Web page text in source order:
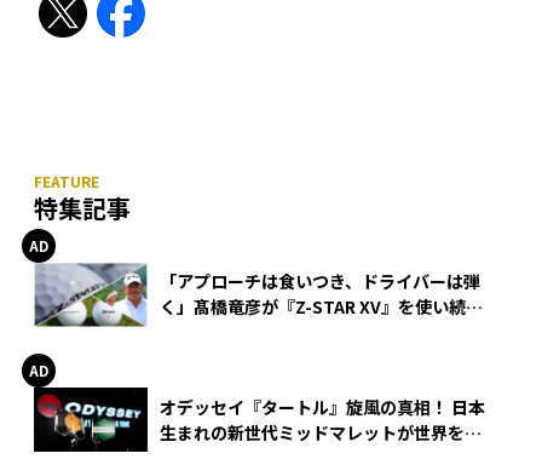
特集記事
「アプローチは食いつき、ドライバーは弾
く」髙橋竜彦が『Z-STAR XV』を使い続け
オデッセイ『タートル』旋風の真相！ 日本
生まれの新世代ミッドマレットが世界を席